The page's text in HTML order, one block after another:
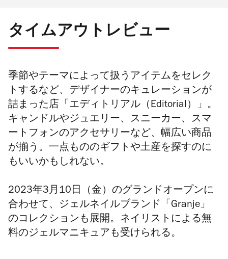
タイムアウトレビュー
季節やテーマによって扱うアイテムをセレク
トするなど、デザイナーのキュレーションが
詰まった店「エディトリアル（Editorial）」。
キャンドルやジュエリー、スニーカー、スマ
ートフォンのアクセサリーなど、幅広い商品
が揃う。一点もののギフトや土産を探すのに
もいいかもしれない。
2023年3月10日（金）のグランドオープンに
合わせて、ジェルネイルブランド「Granje」
のコレクションも展開。ネイリストによる無
料のジェルマニキュアも受けられる。